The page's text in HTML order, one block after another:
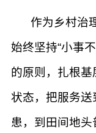
作为乡村治
始终坚持“小事
的原则，扎根
状态，把服务送
患，到田间地头